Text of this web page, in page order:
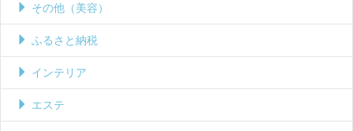
その他（美容）
ふるさと納税
インテリア
エステ